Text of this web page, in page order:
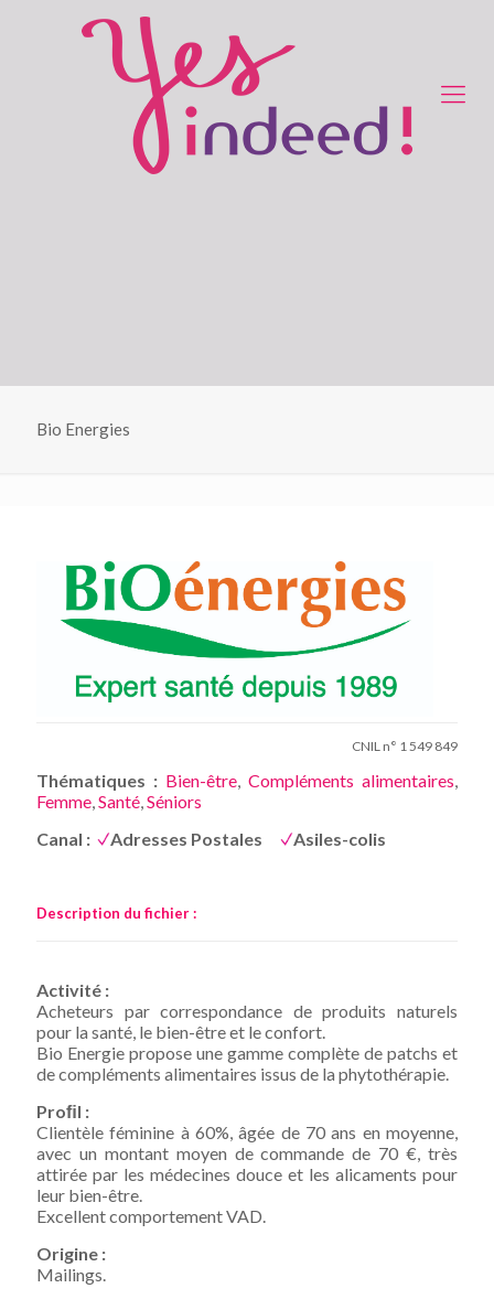
Bio Energies
CNIL n° 1 549 849
Thématiques : Bien-être, Compléments alimentaires,
Femme,Santé,Séniors
Canal :
Adresses Postales Asiles-colis
Description du fichier :
Activité :
Acheteurs par correspondance de produits naturels
pour la santé, le bien-être et le confort.
Bio Energie propose une gamme complète de patchs et
de compléments alimentaires issus de la phytothérapie.
Proﬁl :
Clientèle féminine à 60%, âgée de 70 ans en moyenne,
avec un montant moyen de commande de 70 €, très
attirée par les médecines douce et les alicaments pour
leur bien-être.
Excellent comportement VAD.
Origine :
Mailings.